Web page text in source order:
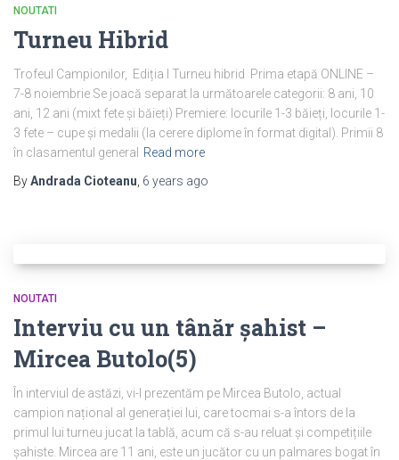
NOUTATI
Turneu Hibrid
Trofeul Campionilor, Ediția I Turneu hibrid Prima etapă ONLINE –
7-8 noiembrie Se joacă separat la următoarele categorii: 8 ani, 10
ani, 12 ani (mixt fete și băieți) Premiere: locurile 1-3 băieți, locurile 1-
3 fete – cupe și medalii (la cerere diplome în format digital). Primii 8
în clasamentul general
Read more
ByAndrada Cioteanu, 6 years ago
NOUTATI
Interviu cu un tânăr șahist –
Mircea Butolo(5)
În interviul de astăzi, vi-l prezentăm pe Mircea Butolo, actual
campion național al generației lui, care tocmai s-a întors de la
primul lui turneu jucat la tablă, acum că s-au reluat și competițiile
șahiste. Mircea are 11 ani, este un jucător cu un palmares bogat în